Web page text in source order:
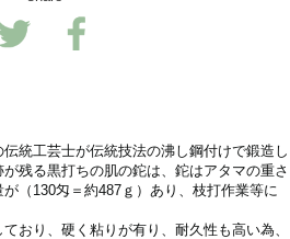
統工芸士が伝統技法の沸し鋼付けで鍛造し
残る黒打ちの肌の鉈は、鉈はアタマの重さ
（130匁＝約487ｇ）あり、枝打作業等に
おり、硬く粘りが有り、耐久性も高い為、